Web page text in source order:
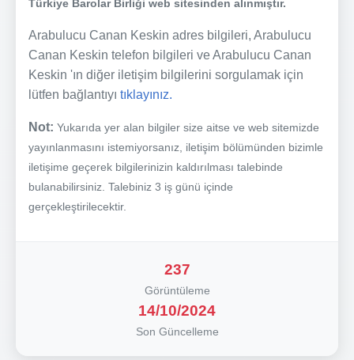
Türkiye Barolar Birliği web sitesinden alınmıştır.
Arabulucu Canan Keskin adres bilgileri, Arabulucu
Canan Keskin telefon bilgileri ve Arabulucu Canan
Keskin 'ın diğer iletişim bilgilerini sorgulamak için
lütfen bağlantıyı tıklayınız.
Not: Yukarıda yer alan bilgiler size aitse ve web sitemizde
yayınlanmasını istemiyorsanız, iletişim bölümünden bizimle
iletişime geçerek bilgilerinizin kaldırılması talebinde
bulanabilirsiniz. Talebiniz 3 iş günü içinde
gerçekleştirilecektir.
237
Görüntüleme
14/10/2024
Son Güncelleme